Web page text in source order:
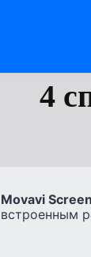
4
Movavi
встроенным